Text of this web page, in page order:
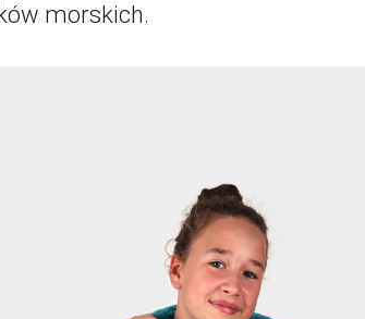
morskich.